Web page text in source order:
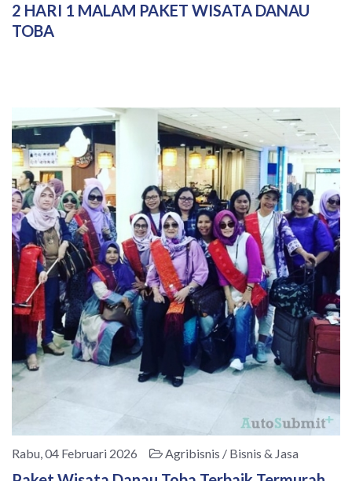
2 HARI 1 MALAM PAKET WISATA DANAU
TOBA
Rabu, 04 Februari 2026 Agribisnis / Bisnis & Jasa